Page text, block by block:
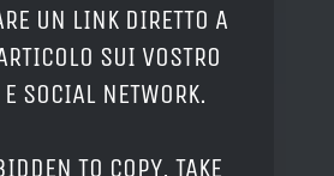
UN LINK DIRETTO A
SUI VOSTRO
SOCIAL NETWORK.
TO COPY, TAKE